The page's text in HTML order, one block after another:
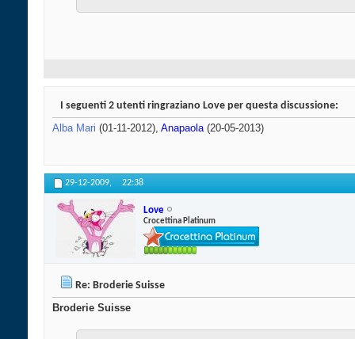
I seguenti 2 utenti ringraziano Love per questa discussione:
Alba Mari (01-11-2012), Anapaola(20-05-2013)
29-12-2009, 22:38
Love
Crocettina Platinum
Re: Broderie Suisse
Broderie Suisse